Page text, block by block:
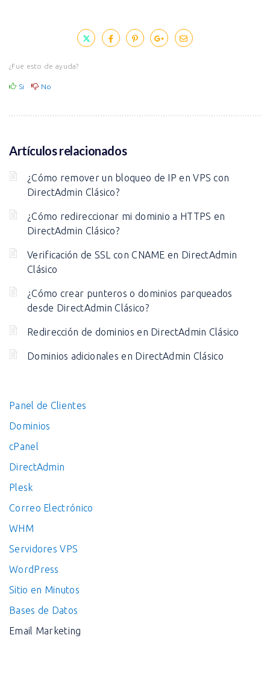
¿Fue esto de ayuda?
Si No
Artículos relacionados
¿Cómo remover un bloqueo de IP en VPS con
DirectAdmin Clásico?
¿Cómo redireccionar mi dominio a HTTPS en
DirectAdmin Clásico?
Verificación de SSL con CNAME en DirectAdmin
Clásico
¿Cómo crear punteros o dominios parqueados
desde DirectAdmin Clásico?
Redirección de dominios en DirectAdmin Clásico
Dominios adicionales en DirectAdmin Clásico
Panel de Clientes
Dominios
cPanel
DirectAdmin
Plesk
Correo Electrónico
WHM
Servidores VPS
WordPress
Sitio en Minutos
Bases de Datos
Email Marketing